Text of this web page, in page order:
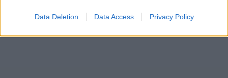
Data Deletion Data Access Privacy Policy